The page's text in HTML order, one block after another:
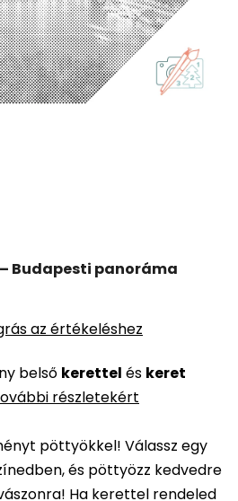
belső kerettel és keret
részletekért
pöttyökkel! Válassz egy
és pöttyözz kedvedre
Ha kerettel rendeled
Budapesti panoráma
az értékeléshez